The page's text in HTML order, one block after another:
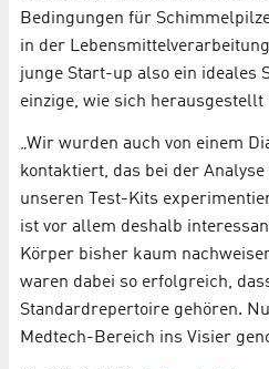
Bedingungen für
in der
junge Start-up also ein ideales
einzige, wie sich herausgestellt
„Wir wurden auch von einem
kontaktiert, das bei der
unseren Test-Kits
ist vor allem deshalb
Körper bisher kaum
waren dabei so erfolgreich,
Standardrepertoire gehören.
Medtech-Bereich ins Visier